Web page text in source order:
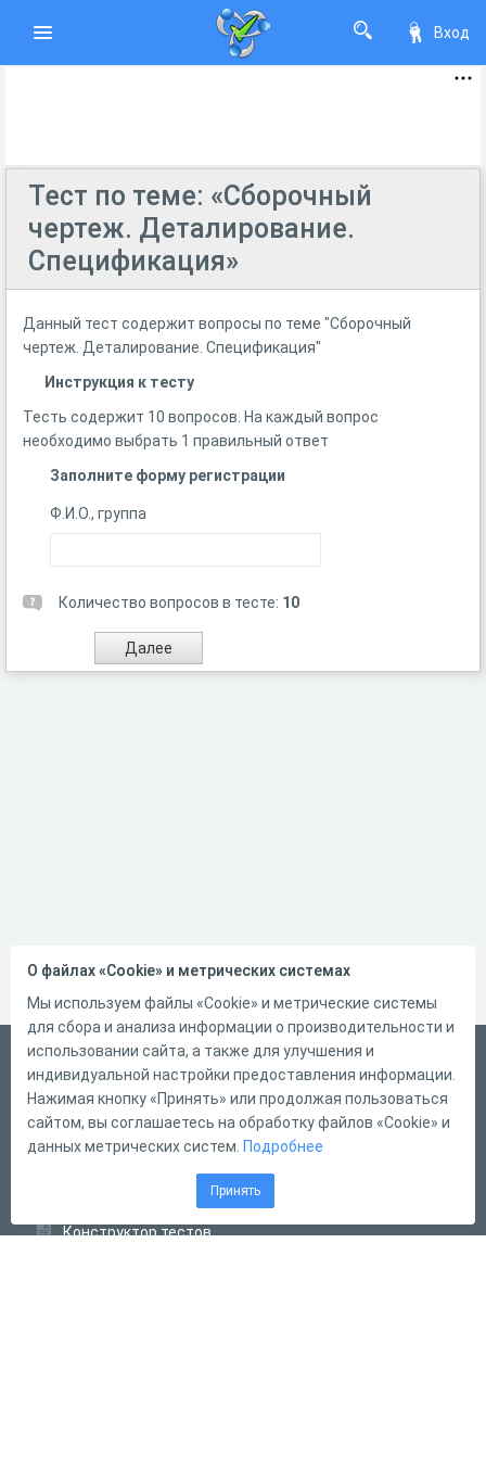
Вход
Тест по теме: «Сборочный
чертеж. Деталирование.
Спецификация»
Данный тест содержит вопросы по теме "Сборочный
чертеж. Деталирование. Спецификация"
Инструкция к тесту
Тесть содержит 10 вопросов. На каждый вопрос
необходимо выбрать 1 правильный ответ
Заполните форму регистрации
Ф.И.О., группа
Количество вопросов в тесте: 10
Русский
Справка
Форма обратной связи
Конструктор тестов
О файлах «Cookie» и метрических системах
Мы используем файлы «Cookie» и метрические системы
для сбора и анализа информации о производительности и
использовании сайта, а также для улучшения и
индивидуальной настройки предоставления информации.
Нажимая кнопку «Принять» или продолжая пользоваться
сайтом, вы соглашаетесь на обработку файлов «Cookie» и
данных метрических систем. Подробнее
Принять